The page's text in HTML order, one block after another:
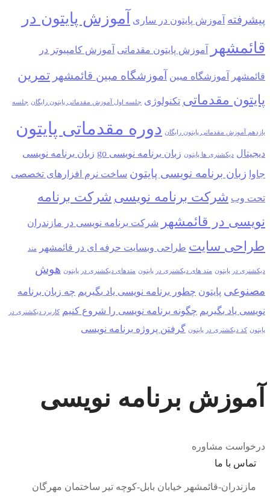
پیشرفته آموزش پایتون در ساری آموزش پایتون در
قائمشهر
آموزش پایتون مقدماتی آموزش کامپیوتر در
قائمشهر آموزشگاه مبین آموزشگاه مبین قائمشهر تمرین
پایتون مقدماتی تکنولوژی جلسه اول آموزش مقدماتی پایتون رایگان جلسه
یازدهم آموزش مقدماتی پایتون رایگان دوره مقدماتی پایتون
دیجیتال دیکشنری ها پایتون زبان برنامه نویسی go
زبان برنامه نویسی
جاوا زبان برنامه نویسی پایتون ساخت نرم افزارهای تخصصی
تحت وب شرکت برنامه نویسی شرکت برنامه
نویسی در قائمشهر
شرکت برنامه نویسی در مازندران
طراحی سایت طراحی وبسایت حرفه ای در قائمشهر متد
دیکشنری در پایتون متد های دیکشنری در پایتون متدهای دیکشنری در پایتون هوش
مصنوعی پایتون چطور برنامه نویسی یاد بگیریم چه زبان برنامه
نویسی یاد بگیریم چگونه برنامه نویسی را شروع کنیم کاربرد دیکشنری در
پایتون کد دیکشنری در پایتون گرفتن پروژه برنامه نویسی
آموزش برنامه نویسی
درخواست مشاوره
تماس با ما
مازندران-قائمشهر خیابان بابل-کوچه تیر ساختمان مهرگان